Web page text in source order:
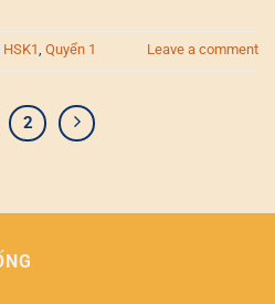
HSK1, Quyển 1 Leave a comment
2